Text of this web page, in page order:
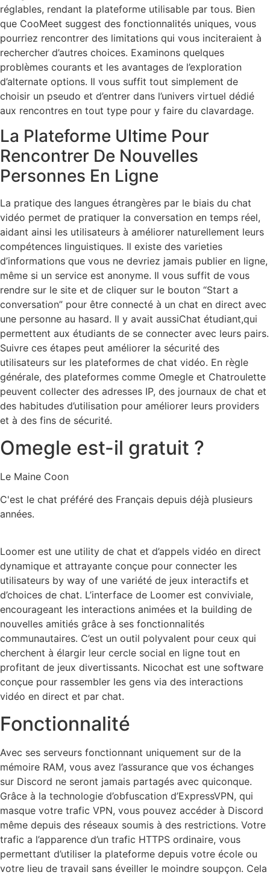
réglables, rendant la plateforme utilisable par tous. Bien
que CooMeet suggest des fonctionnalités uniques, vous
pourriez rencontrer des limitations qui vous inciteraient à
rechercher d’autres choices. Examinons quelques
problèmes courants et les avantages de l’exploration
d’alternate options. Il vous suffit tout simplement de
choisir un pseudo et d’entrer dans l’univers virtuel dédié
aux rencontres en tout type pour y faire du clavardage.
La Plateforme Ultime Pour
Rencontrer De Nouvelles
Personnes En Ligne
La pratique des langues étrangères par le biais du chat
vidéo permet de pratiquer la conversation en temps réel,
aidant ainsi les utilisateurs à améliorer naturellement leurs
compétences linguistiques. Il existe des varieties
d’informations que vous ne devriez jamais publier en ligne,
même si un service est anonyme. Il vous suffit de vous
rendre sur le site et de cliquer sur le bouton “Start a
conversation” pour être connecté à un chat en direct avec
une personne au hasard. Il y avait aussiChat étudiant,qui
permettent aux étudiants de se connecter avec leurs pairs.
Suivre ces étapes peut améliorer la sécurité des
utilisateurs sur les plateformes de chat vidéo. En règle
générale, des plateformes comme Omegle et Chatroulette
peuvent collecter des adresses IP, des journaux de chat et
des habitudes d’utilisation pour améliorer leurs providers
et à des fins de sécurité.
Omegle est-il gratuit ?
Le Maine Coon
C'est le chat préféré des Français depuis déjà plusieurs
années.
Loomer est une utility de chat et d’appels vidéo en direct
dynamique et attrayante conçue pour connecter les
utilisateurs by way of une variété de jeux interactifs et
d’choices de chat. L’interface de Loomer est conviviale,
encourageant les interactions animées et la building de
nouvelles amitiés grâce à ses fonctionnalités
communautaires. C’est un outil polyvalent pour ceux qui
cherchent à élargir leur cercle social en ligne tout en
profitant de jeux divertissants. Nicochat est une software
conçue pour rassembler les gens via des interactions
vidéo en direct et par chat.
Fonctionnalité
Avec ses serveurs fonctionnant uniquement sur de la
mémoire RAM, vous avez l’assurance que vos échanges
sur Discord ne seront jamais partagés avec quiconque.
Grâce à la technologie d’obfuscation d’ExpressVPN, qui
masque votre trafic VPN, vous pouvez accéder à Discord
même depuis des réseaux soumis à des restrictions. Votre
trafic a l’apparence d’un trafic HTTPS ordinaire, vous
permettant d’utiliser la plateforme depuis votre école ou
votre lieu de travail sans éveiller le moindre soupçon. Cela